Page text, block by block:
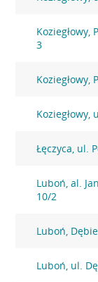
Koziegłowy,
3
Koziegłowy,
Koziegłowy,
Łęczyca, ul.
Luboń, al.
10/2
Luboń,
Luboń, ul.